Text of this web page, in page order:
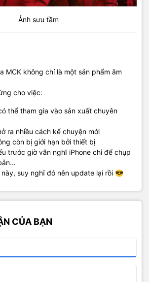
Ảnh sưu tầm
MCK không chỉ là một sản phẩm âm
cho việc:
thể tham gia vào sản xuất chuyên
ra nhiều cách kể chuyện mới
còn bị giới hạn bởi thiết bị
trước giờ vẫn nghĩ iPhone chỉ để chụp
suy nghĩ đó nên update lại rồi 😎
CỦA BẠN